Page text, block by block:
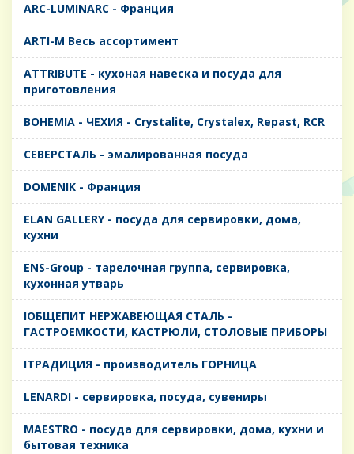
ARC-LUMINARC - Франция
ARTI-M Весь ассортимент
ATTRIBUTE - кухоная навеска и посуда для
приготовления
BOHEMIA - ЧЕХИЯ - Crystalite, Crystalex, Repast, RCR
CЕВЕРСТАЛЬ - эмалированная посуда
DOMENIK - Франция
ELAN GALLERY - посуда для сервировки, дома,
кухни
ENS-Group - тарелочная группа, сервировка,
кухонная утварь
IОБЩЕПИТ НЕРЖАВЕЮЩАЯ СТАЛЬ -
ГАСТРОЕМКОСТИ, КАСТРЮЛИ, СТОЛОВЫЕ ПРИБОРЫ
IТРАДИЦИЯ - производитель ГОРНИЦА
LENARDI - сервировка, посуда, сувениры
MAESTRO - посуда для сервировки, дома, кухни и
бытовая техника